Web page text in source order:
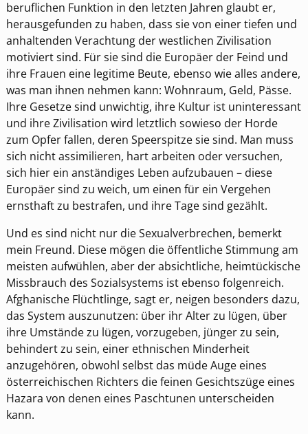
beruflichen Funktion in den letzten Jahren glaubt er,
herausgefunden zu haben, dass sie von einer tiefen und
anhaltenden Verachtung der westlichen Zivilisation
motiviert sind. Für sie sind die Europäer der Feind und
ihre Frauen eine legitime Beute, ebenso wie alles andere,
was man ihnen nehmen kann: Wohnraum, Geld, Pässe.
Ihre Gesetze sind unwichtig, ihre Kultur ist uninteressant
und ihre Zivilisation wird letztlich sowieso der Horde
zum Opfer fallen, deren Speerspitze sie sind. Man muss
sich nicht assimilieren, hart arbeiten oder versuchen,
sich hier ein anständiges Leben aufzubauen – diese
Europäer sind zu weich, um einen für ein Vergehen
ernsthaft zu bestrafen, und ihre Tage sind gezählt.
Und es sind nicht nur die Sexualverbrechen, bemerkt
mein Freund. Diese mögen die öffentliche Stimmung am
meisten aufwühlen, aber der absichtliche, heimtückische
Missbrauch des Sozialsystems ist ebenso folgenreich.
Afghanische Flüchtlinge, sagt er, neigen besonders dazu,
das System auszunutzen: über ihr Alter zu lügen, über
ihre Umstände zu lügen, vorzugeben, jünger zu sein,
behindert zu sein, einer ethnischen Minderheit
anzugehören, obwohl selbst das müde Auge eines
österreichischen Richters die feinen Gesichtszüge eines
Hazara von denen eines Paschtunen unterscheiden
kann.